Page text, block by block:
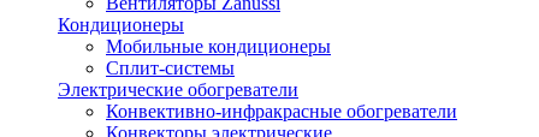
Кондиционеры
Мобильные кондиционеры
Сплит-системы
Электрические обогреватели
Конвективно-инфракрасные обогреватели
Конвекторы электрические